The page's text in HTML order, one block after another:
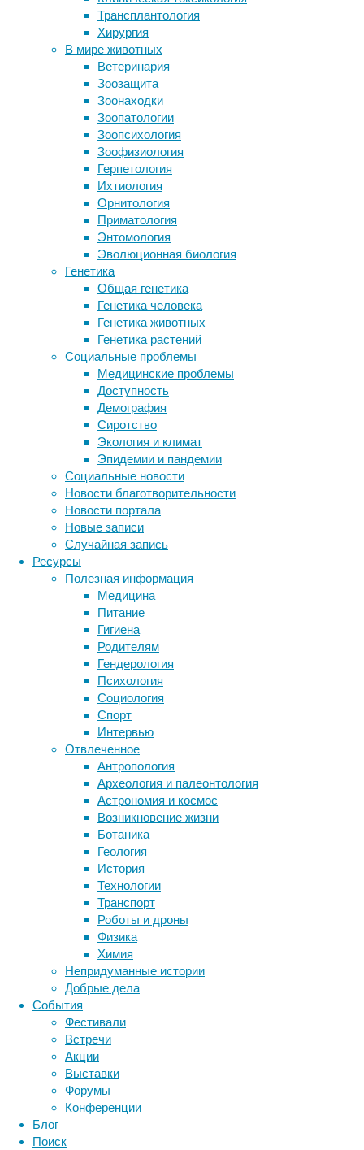
Трансплантология
Хирургия
В мире животных
Ветеринария
Зоозащита
Зоонаходки
Зоопатологии
Зоопсихология
Зоофизиология
Герпетология
Ихтиология
Орнитология
Приматология
Энтомология
Эволюционная биология
Генетика
Общая генетика
Генетика человека
Генетика животных
Генетика растений
Социальные проблемы
Медицинские проблемы
Доступность
Демография
Сиротство
Экология и климат
Эпидемии и пандемии
Социальные новости
Новости благотворительности
Новости портала
Новые записи
Случайная запись
Ресурсы
Полезная информация
Медицина
Питание
Гигиена
Родителям
Гендерология
Психология
Социология
Спорт
Интервью
Отвлеченное
Антропология
Археология и палеонтология
Астрономия и космос
Возникновение жизни
Ботаника
Геология
История
Технологии
Транспорт
Роботы и дроны
Физика
Химия
Непридуманные истории
Добрые дела
События
Фестивали
Встречи
Акции
Выставки
Форумы
Конференции
Блог
Поиск
Хорошо
сохранившаяся
спинная
часть
панциря
этозавра
позволила
американским
ученым
открыть
новый
этих
покрытых
броней
доисторических
родственников
крокодилов,
которые
обитали
Земле
появления
динозавров.
Художественная реконструкция нового вида
Останки
ископаемой
рептилии
при
раскопках
триасовой
формации
Купер-
Каньон
округе
Гарза,
штат
Техас
(США),
более
30
лет
назад
обнаружил
палеонтолог
Билл
Мюллер
(Bill
Mueller).
Находка
с
тех
пор
хранилась
в
коллекции
окаменелостей
Техасского
технологического
В канадской Арктике нашли
бактерии, которые разлагают
солярку и нефть
Неязыковые зона мозга помогают
понимать смысл слов
Рекордная выборка подтвердила
связь аутизма c «маскулинными»
особенностями мышления
Млекопитающие оказались
способны дышать кишечником
Следите за новостями
Метки
ДНК бактерии биология
биотехнология вирусы
генетика дети
здоровье
инструменты и методы
исследования
лекарства медицина
мозг наука
нейробиология
нейрофизиология
поведение
сон социальные проблемы
физиология
эмоции